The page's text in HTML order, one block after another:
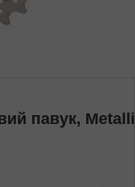
павук,